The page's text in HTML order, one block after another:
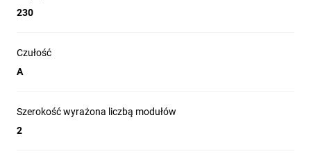
230
Czułość
A
Szerokość wyrażona liczbą modułów
2